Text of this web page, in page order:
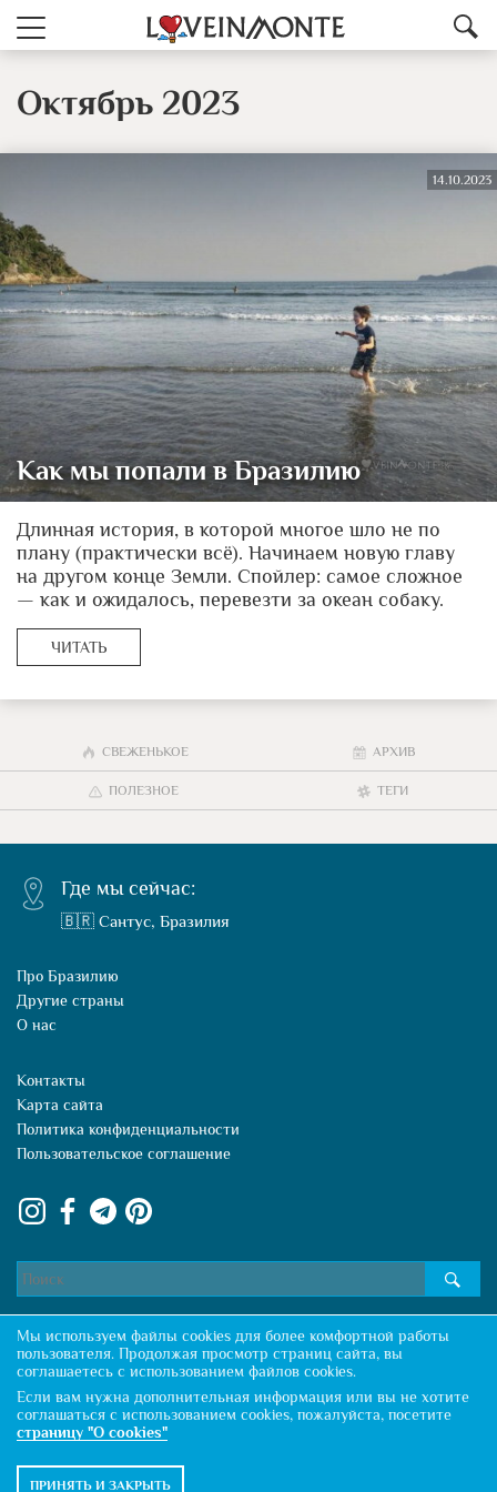
Октябрь 2023
14.10.2023
Как мы попали в Бразилию
Длинная история, в которой многое шло не по
плану (практически всё). Начинаем новую главу
на другом конце Земли. Спойлер: самое сложное
— как и ожидалось, перевезти за океан собаку.
ЧИТАТЬ
СВЕЖЕНЬКОЕ АРХИВ
ПОЛЕЗНОЕ ТЕГИ
Где мы сейчас:
🇧🇷 Сантус, Бразилия
Про Бразилию
Другие страны
О нас
Контакты
Карта сайта
Политика конфиденциальности
Пользовательское соглашение
Копирование материалов разрешено только с указанием активной ссылки
на первоисточник
2013-2026 © Loveinmonte
Мы используем файлы cookies для более комфортной работы
пользователя. Продолжая просмотр страниц сайта, вы
соглашаетесь с использованием файлов cookies.
Если вам нужна дополнительная информация или вы не хотите
соглашаться с использованием cookies, пожалуйста, посетите
страницу "О cookies"
ПРИНЯТЬ И ЗАКРЫТЬ